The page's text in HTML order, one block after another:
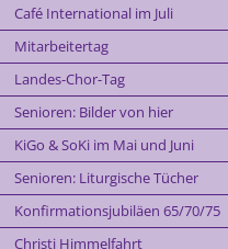
Café International im Juli
Mitarbeitertag
Landes-Chor-Tag
Senioren: Bilder von hier
KiGo & SoKi im Mai und Juni
Senioren: Liturgische Tücher
Konfirmationsjubiläen 65/70/75
Christi Himmelfahrt